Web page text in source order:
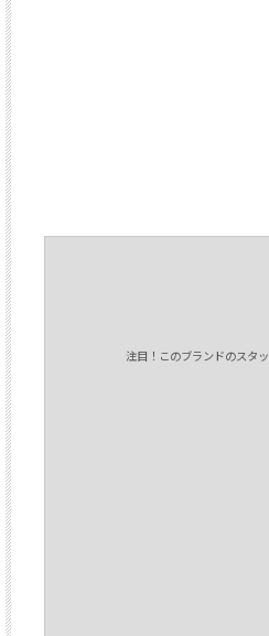
注目！このブランドのスタ